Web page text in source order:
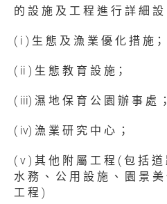
的 設 施 及 工 程 進 行 詳 細
( i ) 生 態 及 漁 業 優 化 措 施；
( ii ) 生 態 教 育 設 施；
( iii) 濕 地 保 育 公 園 辦 事 處 ；
( iv) 漁 業 研 究 中 心 ；
( v ) 其 他 附 屬 工 程 ( 包 括 道
水 務 、 公 用 設 施 、 園 景
工 程 )